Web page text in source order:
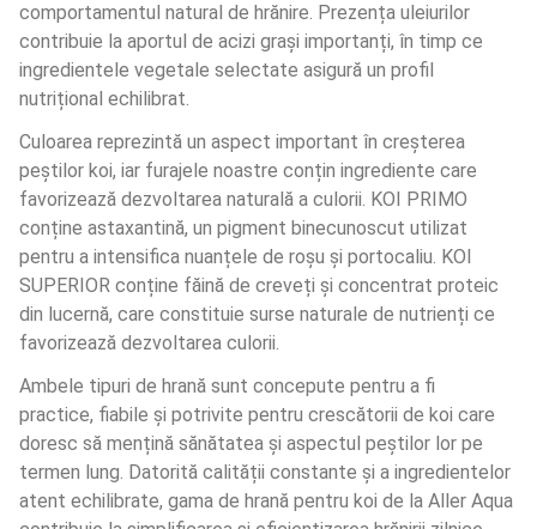
comportamentul natural de hrănire. Prezența uleiurilor
contribuie la aportul de acizi grași importanți, în timp ce
ingredientele vegetale selectate asigură un profil
nutrițional echilibrat.
Culoarea reprezintă un aspect important în creșterea
peștilor koi, iar furajele noastre conțin ingrediente care
favorizează dezvoltarea naturală a culorii. KOI PRIMO
conține astaxantină, un pigment binecunoscut utilizat
pentru a intensifica nuanțele de roșu și portocaliu. KOI
SUPERIOR conține făină de creveți și concentrat proteic
din lucernă, care constituie surse naturale de nutrienți ce
favorizează dezvoltarea culorii.
Ambele tipuri de hrană sunt concepute pentru a fi
practice, fiabile și potrivite pentru crescătorii de koi care
doresc să mențină sănătatea și aspectul peștilor lor pe
termen lung. Datorită calității constante și a ingredientelor
atent echilibrate, gama de hrană pentru koi de la Aller Aqua